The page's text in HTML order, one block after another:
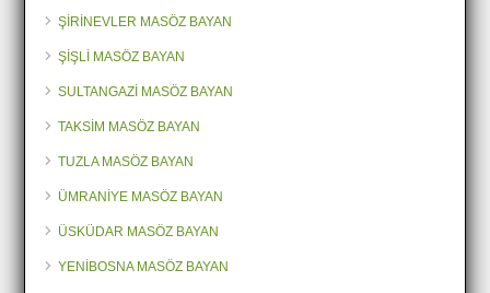
ŞİRİNEVLER MASÖZ BAYAN
ŞİŞLİ MASÖZ BAYAN
SULTANGAZİ MASÖZ BAYAN
TAKSİM MASÖZ BAYAN
TUZLA MASÖZ BAYAN
ÜMRANİYE MASÖZ BAYAN
ÜSKÜDAR MASÖZ BAYAN
YENİBOSNA MASÖZ BAYAN